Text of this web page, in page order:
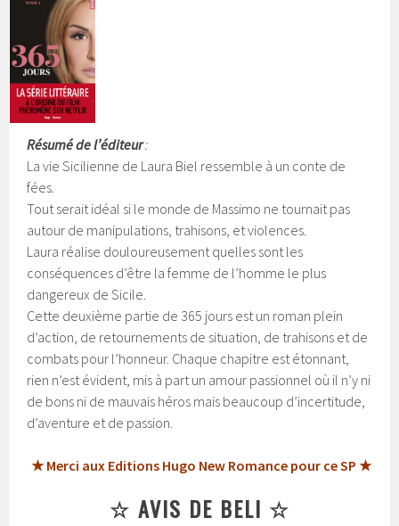
Résumé de l’éditeur:
La vie Sicilienne de Laura Biel ressemble à un conte de
fées.
Tout serait idéal si le monde de Massimo ne tournait pas
autour de manipulations, trahisons, et violences.
Laura réalise douloureusement quelles sont les
conséquences d’être la femme de l’homme le plus
dangereux de Sicile.
Cette deuxième partie de 365 jours est un roman plein
d’action, de retournements de situation, de trahisons et de
combats pour l’honneur. Chaque chapitre est étonnant,
rien n’est évident, mis à part un amour passionnel où il n’y ni
de bons ni de mauvais héros mais beaucoup d’incertitude,
d’aventure et de passion.
★ Merci aux Editions Hugo New Romance pour ce SP ★
☆ AVIS DE BELI ☆